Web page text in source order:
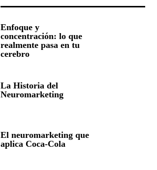
Enfoque y
concentración: lo que
realmente pasa en tu
cerebro
La Historia del
Neuromarketing
El neuromarketing que
aplica Coca-Cola